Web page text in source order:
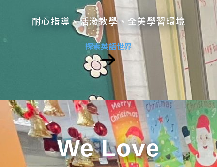
耐心指導、活潑教學、全美學習環境
探索英語世界
We Love